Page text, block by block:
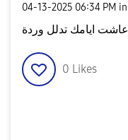
‎04-13-2025 06:34 PM in
0 Likes